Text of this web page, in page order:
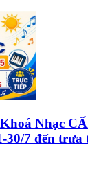
Nhạc
30/7 đến trưa